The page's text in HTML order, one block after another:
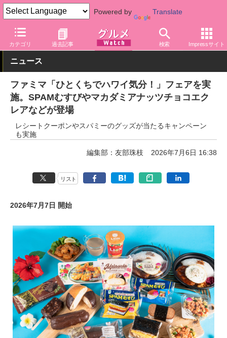
Powered by Translate
カテゴリ 過去記事 検索 Impressサイト
グルメ Watch 店舗 コンビニ ファミリーマート
ニュース
ファミマ「ひとくちでハワイ気分！」フェアを実
施。SPAMむすびやマカダミアナッツチョコエク
レアなどが登場
レシートクーポンやスパミーのグッズが当たるキャンペーン
も実施
編集部：友部珠枝 2026年7月6日 16:38
リスト
2026年7月7日 開始